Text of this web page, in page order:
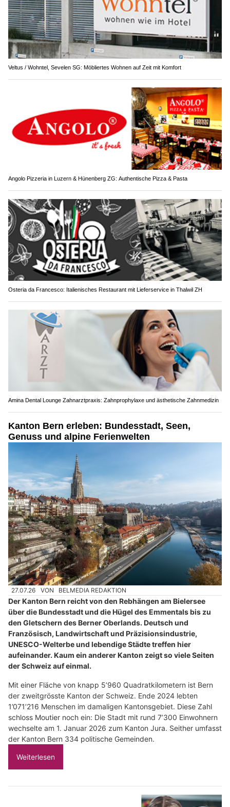
Veltus / Wohntel, Sevelen SG: Möbliertes Wohnen auf Zeit mit Komfort
Angolo Pizzeria in Luzern & Hünenberg ZG: Authentische Pizza & Pasta
Osteria da Francesco: Italienisches Restaurant mit Lieferservice in Thalwil ZH
Amina Dental Lounge Zahnarztpraxis: Zahnprophylaxe und ästhetische Zahnmedizin
Kanton Bern erleben: Bundesstadt, Seen,
Genuss und alpine Ferienwelten
27.07.26 VON BELMEDIA REDAKTION
Der Kanton Bern reicht von den Rebhängen am Bielersee
über die Bundesstadt und die Hügel des Emmentals bis zu
den Gletschern des Berner Oberlands. Deutsch und
Französisch, Landwirtschaft und Präzisionsindustrie,
UNESCO-Welterbe und lebendige Städte treffen hier
aufeinander. Kaum ein anderer Kanton zeigt so viele Seiten
der Schweiz auf einmal.
Mit einer Fläche von knapp 5’960 Quadratkilometern ist Bern
der zweitgrösste Kanton der Schweiz. Ende 2024 lebten
1’071’216 Menschen im damaligen Kantonsgebiet. Diese Zahl
schloss Moutier noch ein: Die Stadt mit rund 7’300 Einwohnern
wechselte am 1. Januar 2026 zum Kanton Jura. Seither umfasst
der Kanton Bern 334 politische Gemeinden.
Weiterlesen